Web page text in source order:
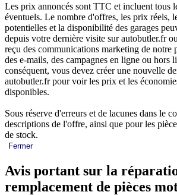
Les prix annoncés sont TTC et incluent tous
éventuels. Le nombre d'offres, les prix réels,
potentielles et la disponibilité des garages
depuis votre dernière visite sur autobutler.fr
reçu des communications marketing de notre
des e-mails, des campagnes en ligne ou hors
conséquent, vous devez créer une nouvelle
autobutler.fr pour voir les prix et les
disponibles.
Sous réserve d'erreurs et de lacunes dans le
descriptions de l'offre, ainsi que pour les
de stock.
Fermer
Avis portant sur la
remplacement de pièces